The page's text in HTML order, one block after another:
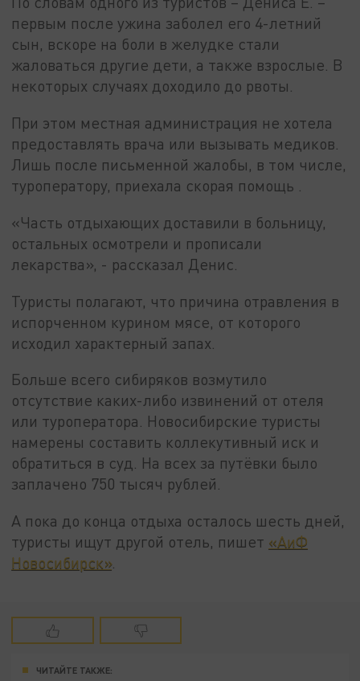
первым после ужина заболел его 4-летний
сын, вскоре на боли в желудке стали
жаловаться другие дети, а также взрослые. В
некоторых случаях доходило до рвоты.
При этом местная администрация не хотела
предоставлять врача или вызывать медиков.
Лишь после письменной жалобы, в том числе,
туроператору, приехала скорая помощь .
«Часть отдыхающих доставили в больницу,
остальных осмотрели и прописали
лекарства», - рассказал Денис.
Туристы полагают, что причина отравления в
испорченном курином мясе, от которого
исходил характерный запах.
Больше всего сибиряков возмутило
отсутствие каких-либо извинений от отеля
или туроператора. Новосибирские туристы
намерены составить коллекутивный иск и
обратиться в суд. На всех за путёвки было
заплачено 750 тысяч рублей.
А пока до конца отдыха осталось шесть дней,
туристы ищут другой отель, пишет «АиФ
Новосибирск»
ЧИТАЙТЕ ТАКЖЕ: